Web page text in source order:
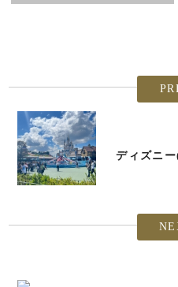
ディズニ